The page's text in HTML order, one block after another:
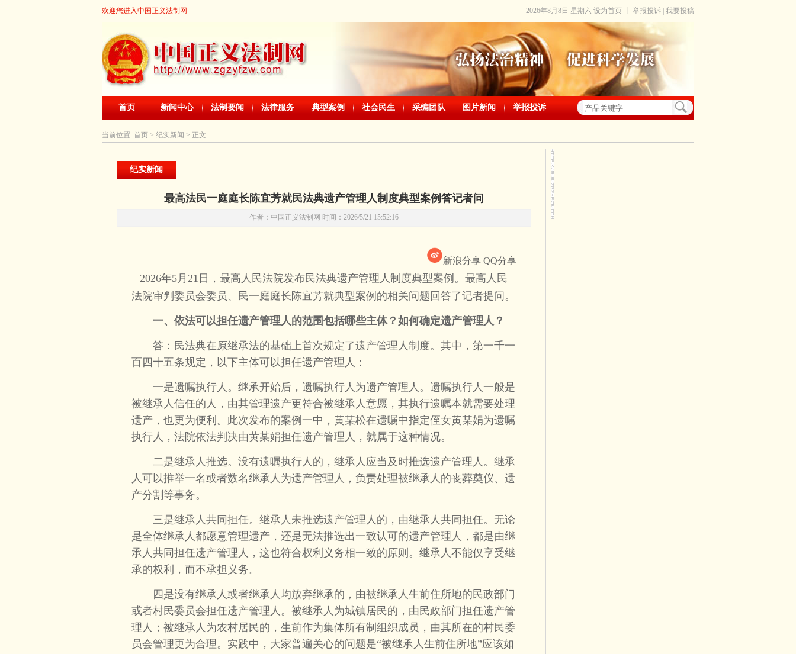
欢迎您进入中国正义法制网 2026年8月8日 星期六 设为首页 举报投诉 我要投稿
首页 新闻中心 法制要闻 法律服务 典型案例 社会民生 采编团队 图片新闻 举报投诉
当前位置: 首页 > 纪实新闻 > 正文
纪实新闻
最高法民一庭庭长陈宜芳就民法典遗产管理人制度典型案例答记者问
作者：中国正义法制网 时间：2026/5/21 15:52:16
新浪分享 QQ分享
2026年5月21日，最高人民法院发布民法典遗产管理人制度典型案例。最高人民
法院审判委员会委员、民一庭庭长陈宜芳就典型案例的相关问题回答了记者提问。
一、依法可以担任遗产管理人的范围包括哪些主体？如何确定遗产管理人？
答：民法典在原继承法的基础上首次规定了遗产管理人制度。其中，第一千一
百四十五条规定，以下主体可以担任遗产管理人：
一是遗嘱执行人。继承开始后，遗嘱执行人为遗产管理人。遗嘱执行人一般是
被继承人信任的人，由其管理遗产更符合被继承人意愿，其执行遗嘱本就需要处理
遗产，也更为便利。此次发布的案例一中，黄某松在遗嘱中指定侄女黄某娟为遗嘱
执行人，法院依法判决由黄某娟担任遗产管理人，就属于这种情况。
二是继承人推选。没有遗嘱执行人的，继承人应当及时推选遗产管理人。继承
人可以推举一名或者数名继承人为遗产管理人，负责处理被继承人的丧葬奠仪、遗
产分割等事务。
三是继承人共同担任。继承人未推选遗产管理人的，由继承人共同担任。无论
是全体继承人都愿意管理遗产，还是无法推选出一致认可的遗产管理人，都是由继
承人共同担任遗产管理人，这也符合权利义务相一致的原则。继承人不能仅享受继
承的权利，而不承担义务。
四是没有继承人或者继承人均放弃继承的，由被继承人生前住所地的民政部门
或者村民委员会担任遗产管理人。被继承人为城镇居民的，由民政部门担任遗产管
理人；被继承人为农村居民的，生前作为集体所有制组织成员，由其所在的村民委
员会管理更为合理。实践中，大家普遍关心的问题是“被继承人生前住所地”应该如